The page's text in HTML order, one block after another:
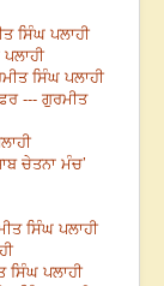
ਸਿੰਘ ਪਲਾਹੀ
ਸਿੰਘ ਪਲਾਹੀ
--- ਗੁਰਮੀਤ
ਚੇਤਨਾ ਮੰਚ’
ਸਿੰਘ ਪਲਾਹੀ
ਸਿੰਘ ਪਲਾਹੀ